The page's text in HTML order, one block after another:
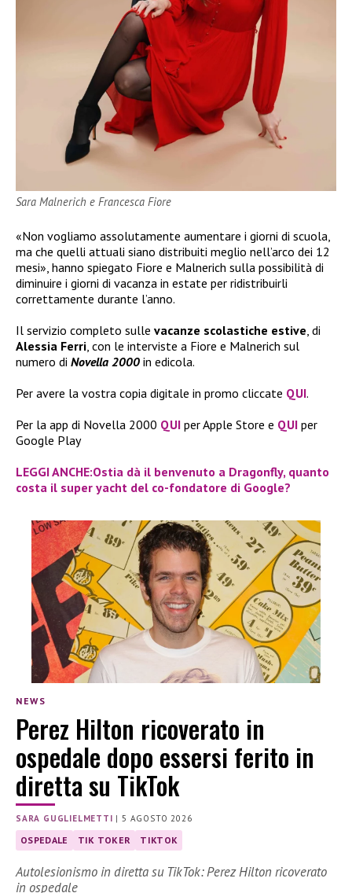
Sara Malnerich e Francesca Fiore
«Non vogliamo assolutamente aumentare i giorni di scuola,
ma che quelli attuali siano distribuiti meglio nell’arco dei 12
mesi», hanno spiegato Fiore e Malnerich sulla possibilità di
diminuire i giorni di vacanza in estate per ridistribuirli
correttamente durante l’anno.
Il servizio completo sulle vacanze scolastiche estive , di
Alessia Ferri , con le interviste a Fiore e Malnerich sul
numero di Novella 2000 in edicola.
Per avere la vostra copia digitale in promo cliccate QUI.
Per la app di Novella 2000 QUI per Apple Store e QUI per
Google Play
LEGGI ANCHE:Ostia dà il benvenuto a Dragonfly, quanto
costa il super yacht del co-fondatore di Google?
NEWS
Perez Hilton ricoverato in
ospedale dopo essersi ferito in
diretta su TikTok
SARA GUGLIELMETTI |5 AGOSTO 2026
OSPEDALE TIK TOKER TIKTOK
Autolesionismo in diretta su TikTok: Perez Hilton ricoverato
in ospedale